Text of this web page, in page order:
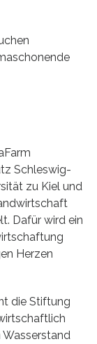
Schleswig-
zu Kiel und
Dafür wird ein
Herzen
die Stiftung